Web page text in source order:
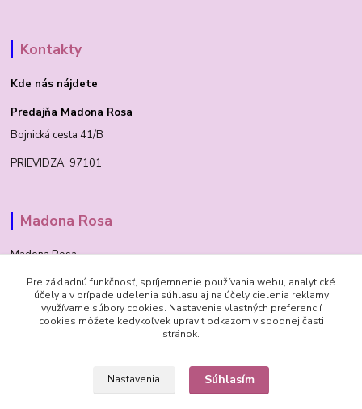
Kontakty
Kde nás nájdete
Predajňa Madona Rosa
Bojnická cesta 41/B
PRIEVIDZA 97101
Madona Rosa
Madona Rosa
Richard
+421 905 276 211
Pre základnú funkčnosť, spríjemnenie používania webu, analytické
účely a v prípade udelenia súhlasu aj na účely cielenia reklamy
využívame súbory cookies. Nastavenie vlastných preferencií
cookies môžete kedykoľvek upraviť odkazom v spodnej časti
stránok.
Nastavenia Súhlasím